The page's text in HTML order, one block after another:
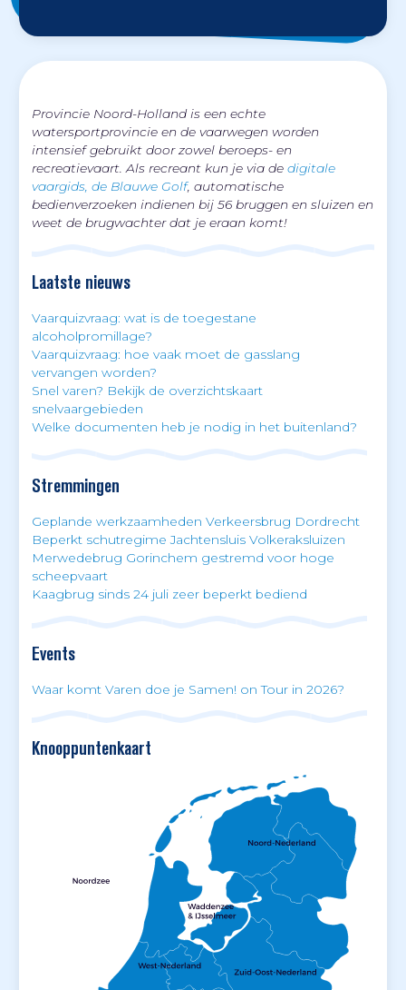
Provincie Noord-Holland is een echte
watersportprovincie en de vaarwegen worden
intensief gebruikt door zowel beroeps- en
recreatievaart. Als recreant kun je via de digitale
vaargids, de Blauwe Golf, automatische
bedienverzoeken indienen bij 56 bruggen en sluizen en
weet de brugwachter dat je eraan komt!
Laatste nieuws
Vaarquizvraag: wat is de toegestane
alcoholpromillage?
Vaarquizvraag: hoe vaak moet de gasslang
vervangen worden?
Snel varen? Bekijk de overzichtskaart
snelvaargebieden
Welke documenten heb je nodig in het buitenland?
Stremmingen
Geplande werkzaamheden Verkeersbrug Dordrecht
Beperkt schutregime Jachtensluis Volkeraksluizen
Merwedebrug Gorinchem gestremd voor hoge
scheepvaart
Kaagbrug sinds 24 juli zeer beperkt bediend
Events
Waar komt Varen doe je Samen! on Tour in 2026?
Knooppuntenkaart